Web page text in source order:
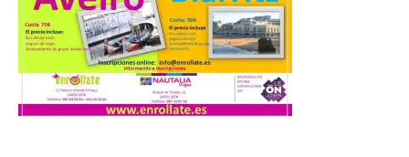
Deporte de la ULE diseña
una propuesta que
combina acción rápida, toma de
decisiones y colaboración estratégica sin
que ningún participante quede excluido
del juego. GEO-Arena nace […]